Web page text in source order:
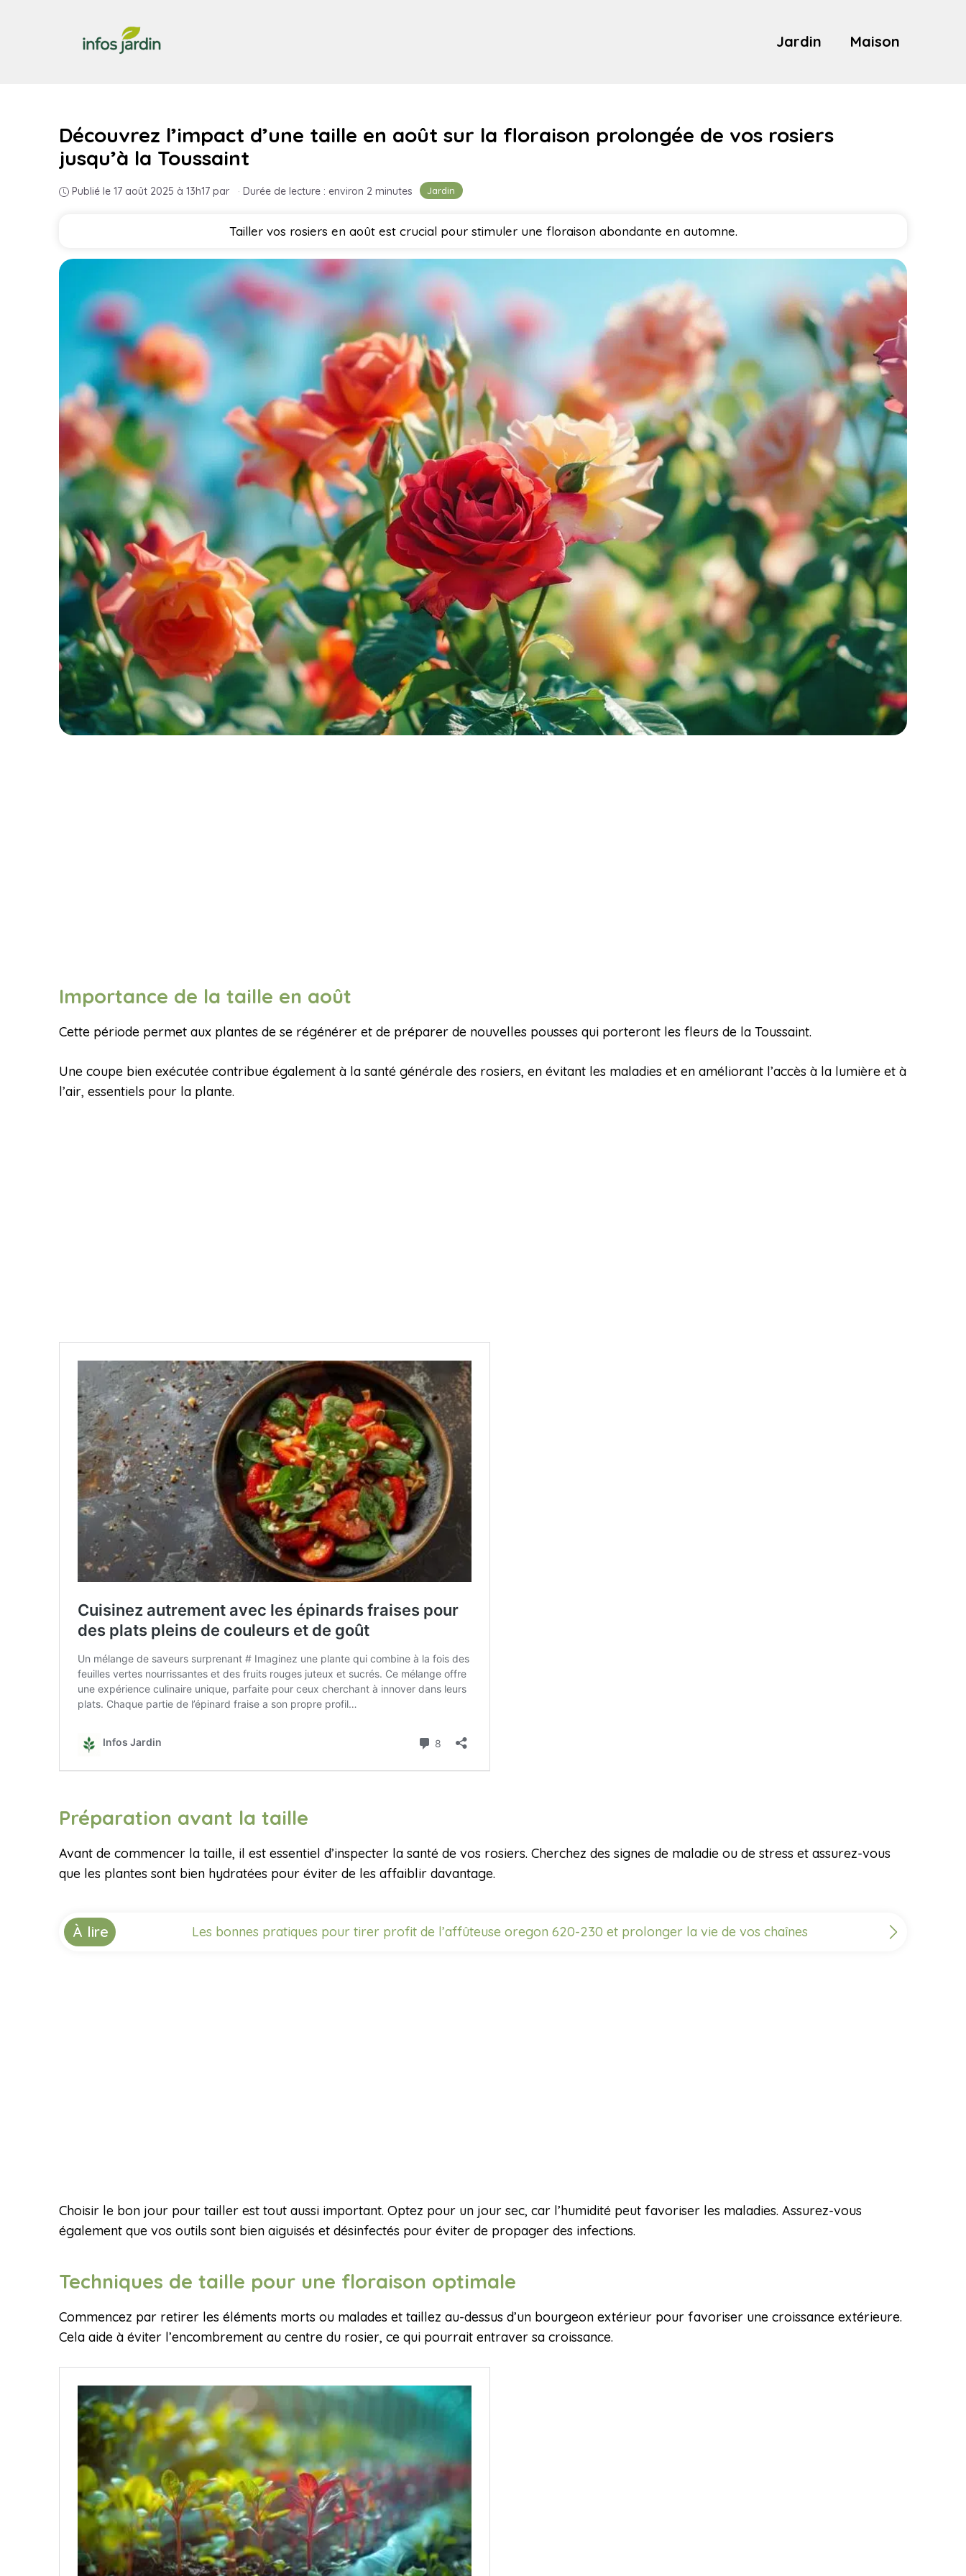
Jardin Maison
Jardin
Découvrez l’impact d’une taille en août sur la floraison prolongée de vos rosiers
jusqu’à la Toussaint
Publié le 17 août 2025 à 13h17 par · Durée de lecture : environ 2 minutes
Tailler vos rosiers en août est crucial pour stimuler une floraison abondante en automne.
Importance de la taille en août
Cette période permet aux plantes de se régénérer et de préparer de nouvelles pousses qui porteront les fleurs de la Toussaint.
Une coupe bien exécutée contribue également à la santé générale des rosiers, en évitant les maladies et en améliorant l’accès à la lumière et à
l’air, essentiels pour la plante.
Préparation avant la taille
Avant de commencer la taille, il est essentiel d’inspecter la santé de vos rosiers. Cherchez des signes de maladie ou de stress et assurez-vous
que les plantes sont bien hydratées pour éviter de les affaiblir davantage.
À lire Les bonnes pratiques pour tirer profit de l’affûteuse oregon 620-230 et prolonger la vie de vos chaînes
Choisir le bon jour pour tailler est tout aussi important. Optez pour un jour sec, car l’humidité peut favoriser les maladies. Assurez-vous
également que vos outils sont bien aiguisés et désinfectés pour éviter de propager des infections.
Techniques de taille pour une floraison optimale
Commencez par retirer les éléments morts ou malades et taillez au-dessus d’un bourgeon extérieur pour favoriser une croissance extérieure.
Cela aide à éviter l’encombrement au centre du rosier, ce qui pourrait entraver sa croissance.